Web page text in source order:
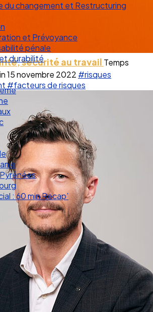
du changement et Restructuring
et Prévoyance
pénale
durabilité
: 60 min Recap’
sécurité au travail Temps
15 novembre 2022 #risques
#facteurs de risques